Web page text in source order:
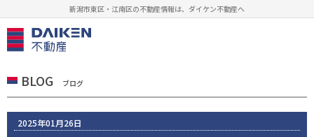
新潟市東区・江南区の不動産情報は、ダイケン不動産へ
BLOG ブログ
2025年01月26日